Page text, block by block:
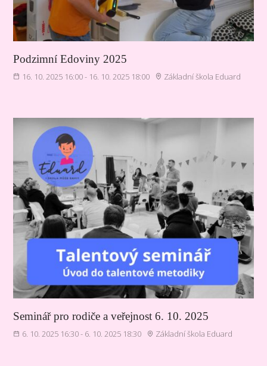
Podzimní Edoviny 2025
16. 10. 2025 16:00 - 16. 10. 2025 18:00 Základní škola Eduard
Seminář pro rodiče a veřejnost 6. 10. 2025
6. 10. 2025 16:30 - 6. 10. 2025 18:30 Základní škola Eduard